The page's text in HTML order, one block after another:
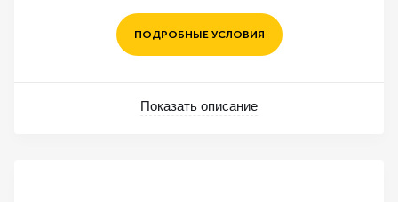
ПОДРОБНЫЕ УСЛОВИЯ
Показать описание